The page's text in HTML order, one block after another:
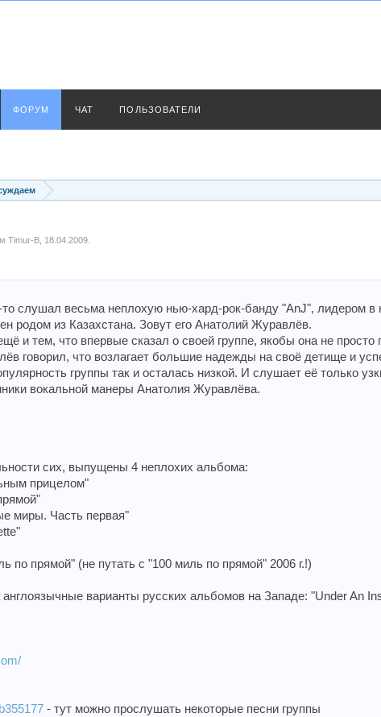
Timur-B, 18.04.2009.
то слушал весьма неплохую нью-хард-рок-банду "AnJ", лидером
родом из Казахстана. Зовут его Анатолий Журавлёв.
и тем, что впервые сказал о своей группе, якобы она не просто
говорил, что возлагает большие надежды на своё детище и
группы так и осталась низкой. И слушает её только
вокальной манеры Анатолия Журавлёва.
сих, выпущены 4 неплохих альбома:
прицелом"
миры. Часть первая"
по прямой" (не путать с "100 миль по прямой" 2006 г.!)
англоязычные варианты русских альбомов на Западе: "Under An
- тут можно прослушать некоторые песни группы
ФОРУМ ЧАТ ПОЛЬЗОВАТЕЛИ